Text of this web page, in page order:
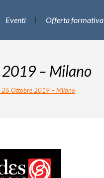
Eventi Offerta formativa
– Milano
26 Ottobre 2019 – Milano